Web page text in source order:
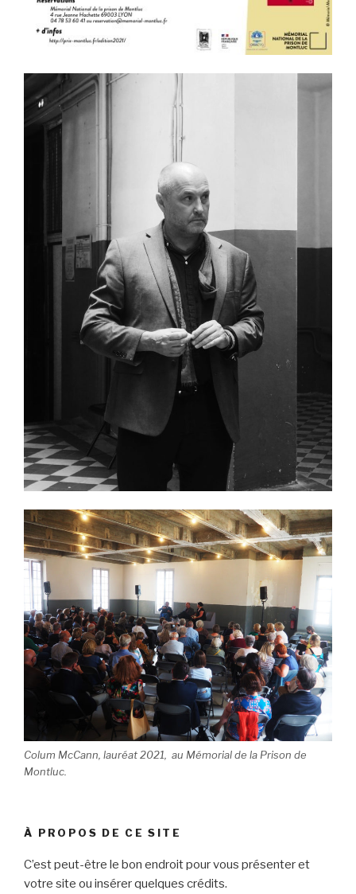
Colum McCann, lauréat 2021, au Mémorial de la Prison de
Montluc.
À PROPOS DE CE SITE
C’est peut-être le bon endroit pour vous présenter et
votre site ou insérer quelques crédits.